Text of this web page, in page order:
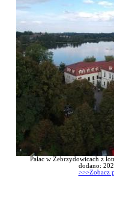
Pałac w Zebrzydowicach z
dodano:
>>>Zobacz